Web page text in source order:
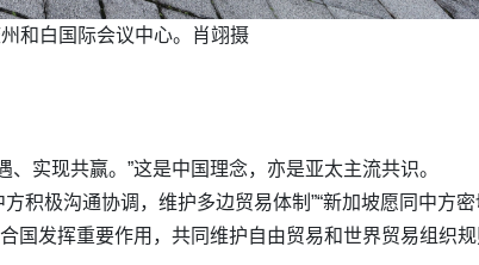
和白国际会议中心。肖翊摄
实现共赢。”这是中国理念，亦是亚太主流共识。
积极沟通协调，维护多边贸易体制”“新加坡愿同中方
国发挥重要作用，共同维护自由贸易和世界贸易组织